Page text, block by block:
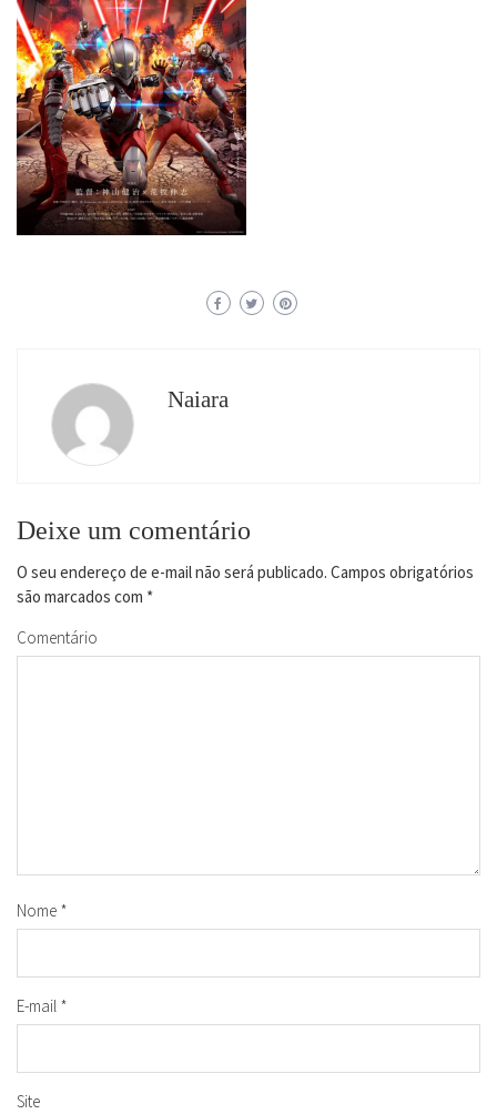
Naiara
Deixe um comentário
O seu endereço de e-mail não será publicado. Campos obrigatórios
são marcados com *
Comentário
Nome *
E-mail *
Site